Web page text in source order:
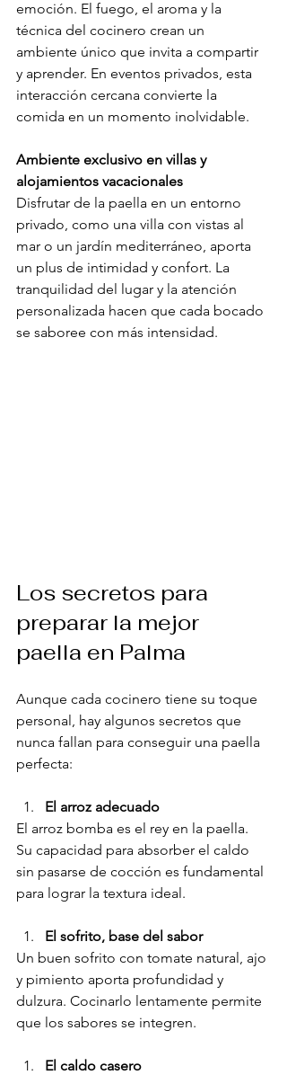
emoción. El fuego, el aroma y la
técnica del cocinero crean un
ambiente único que invita a compartir
y aprender. En eventos privados, esta
interacción cercana convierte la
comida en un momento inolvidable.
Ambiente exclusivo en villas y
alojamientos vacacionales
Disfrutar de la paella en un entorno
privado, como una villa con vistas al
mar o un jardín mediterráneo, aporta
un plus de intimidad y confort. La
tranquilidad del lugar y la atención
personalizada hacen que cada bocado
se saboree con más intensidad.
Los secretos para
preparar la mejor
paella en Palma
Aunque cada cocinero tiene su toque
personal, hay algunos secretos que
nunca fallan para conseguir una paella
perfecta:
El arroz adecuado
El arroz bomba es el rey en la paella.
Su capacidad para absorber el caldo
sin pasarse de cocción es fundamental
para lograr la textura ideal.
El sofrito, base del sabor
Un buen sofrito con tomate natural, ajo
y pimiento aporta profundidad y
dulzura. Cocinarlo lentamente permite
que los sabores se integren.
El caldo casero